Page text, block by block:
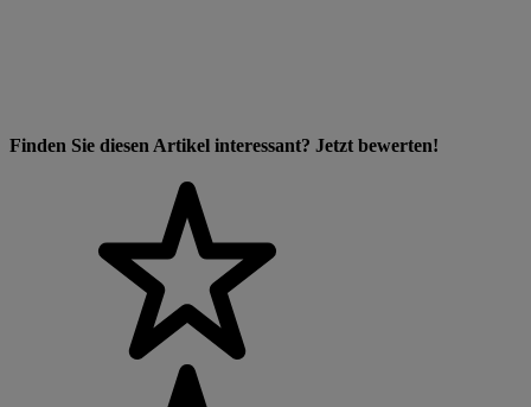
Finden Sie diesen Artikel interessant? Jetzt bewerten!